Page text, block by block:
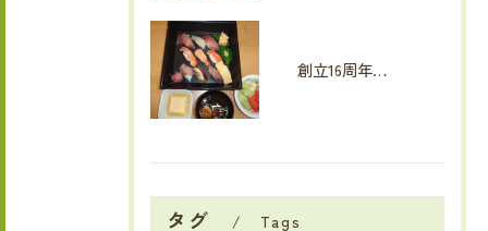
創立16周年イベント
タグ Tags